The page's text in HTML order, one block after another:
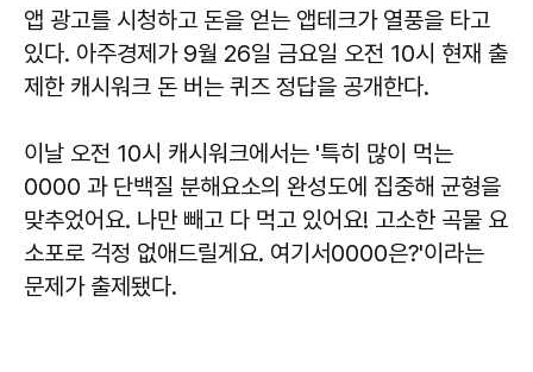
앱 광고를 시청하고 돈을 얻는 앱테크가 열풍을 타고
있다. 아주경제가 9월 26일 금요일 오전 10시 현재 출
제한 캐시워크 돈 버는 퀴즈 정답을 공개한다.
이날 오전 10시 캐시워크에서는 '특히 많이 먹는
0000 과 단백질 분해요소의 완성도에 집중해 균형을
맞추었어요. 나만 빼고 다 먹고 있어요! 고소한 곡물 요
소포로 걱정 없애드릴게요. 여기서0000은?'이라는
문제가 출제됐다.